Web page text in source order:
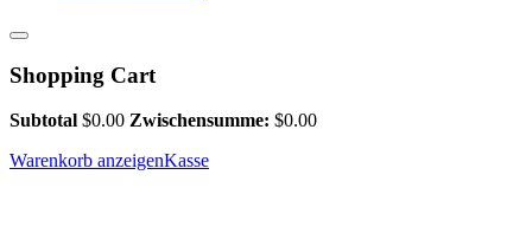
Shopping Cart
Subtotal $0.00 Zwischensumme: $0.00
Warenkorb anzeigenKasse